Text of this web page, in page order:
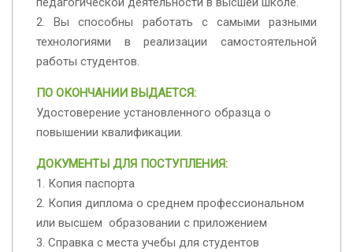
2. Вы способны работать с самыми разными
технологиями в реализации самостоятельной
работы студентов.
ПО ОКОНЧАНИИ ВЫДАЕТСЯ:
Удостоверение установленного образца о
повышении квалификации.
ДОКУМЕНТЫ ДЛЯ ПОСТУПЛЕНИЯ:
1. Копия паспорта
2. Копия диплома о среднем профессиональном
или высшем образовании с приложением
3. Справка с места учебы для студентов